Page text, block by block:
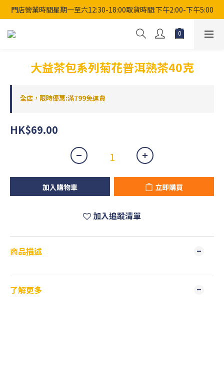
門店營業時間星期一至六12:30-18:00取貨時間:下午2:00-下午5:00
大益茶包系列菊花普洱熟茶40克
全店，限時優惠:滿799免運費
HK$69.00
加入購物車 立即購買
加入追蹤清單
商品描述
了解更多